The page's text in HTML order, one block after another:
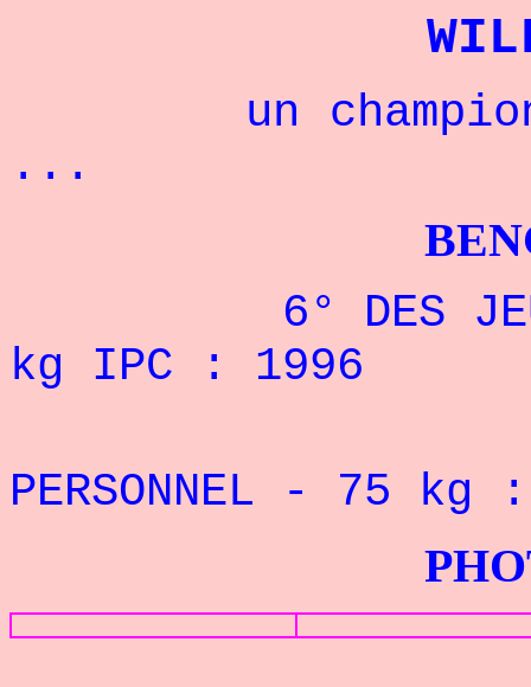
un champion
...
6° DES JEUX
kg IPC : 1996
PERSONNEL - 75 kg :
PHOTOS